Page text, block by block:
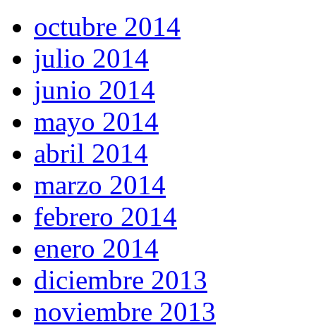
octubre 2014
julio 2014
junio 2014
mayo 2014
abril 2014
marzo 2014
febrero 2014
enero 2014
diciembre 2013
noviembre 2013